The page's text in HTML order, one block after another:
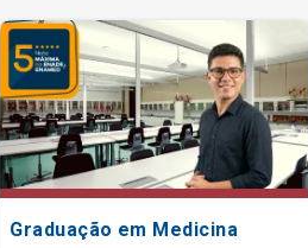
Graduação em Medicina